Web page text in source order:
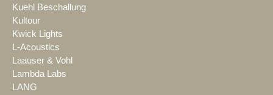
Kuehl Beschallung
Kultour
Kwick Lights
L-Acoustics
Laauser & Vohl
Lambda Labs
LANG